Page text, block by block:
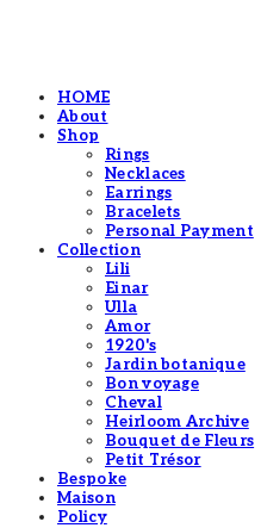
HOME
About
Shop
Rings
Necklaces
Earrings
Bracelets
Personal Payment
Collection
Lili
Einar
Ulla
Amor
1920's
Jardin botanique
Bon voyage
Cheval
Heirloom Archive
Bouquet de Fleurs
Petit Trésor
Bespoke
Maison
Policy